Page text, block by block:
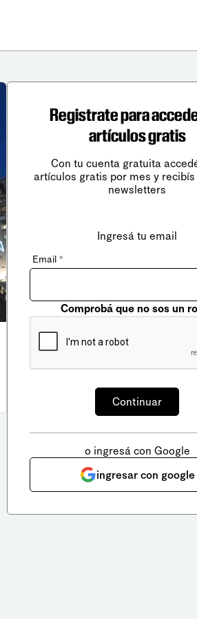
Registrate para
artículos gratis
Con tu cuenta gratuita
artículos gratis por mes y
newsletters
Ingresá tu email
Email *
Comprobá que no sos un
o ingresá con Google
ingresar con google